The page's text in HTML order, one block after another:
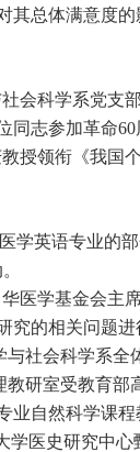
其总体满意度
会科学系党支
同志参加革命60
授领衔《我国
学英语专业的
医学基金会主
究的相关问题进
与社会科学系全
教研室受教育
业自然科学课
学医史研究中